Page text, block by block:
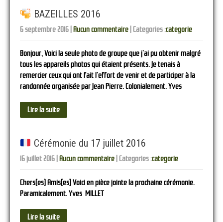
BAZEILLES 2016
6 septembre 2016 Aucun commentaire | Categories :categorie
Bonjour, Voici la seule photo de groupe que j’ai pu obtenir malgré
tous les appareils photos qui étaient présents. Je tenais à
remercier ceux qui ont fait l’effort de venir et de participer à la
randonnée organisée par Jean Pierre. Colonialement. Yves
Lire la suite
Cérémonie du 17 juillet 2016
16 juillet 2016 Aucun commentaire | Categories :categorie
Chers(es) Amis(es) Voici en pièce jointe la prochaine cérémonie.
Paramicalement. Yves MILLET
Lire la suite